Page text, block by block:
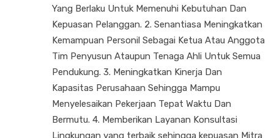
Yang Berlaku Untuk Memenuhi Kebutuhan Dan
Kepuasan Pelanggan. 2. Senantiasa Meningkatkan
Kemampuan Personil Sebagai Ketua Atau Anggota
Tim Penyusun Ataupun Tenaga Ahli Untuk Semua
Pendukung. 3. Meningkatkan Kinerja Dan
Kapasitas Perusahaan Sehingga Mampu
Menyelesaikan Pekerjaan Tepat Waktu Dan
Bermutu. 4. Memberikan Layanan Konsultasi
Lingkungan yang terbaik sehingga kepuasan Mitra